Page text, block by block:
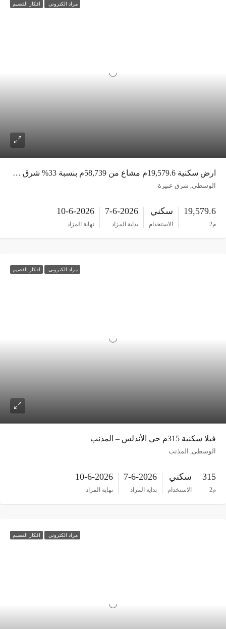
مزاد الكتروني افكار القصيم
ارض سكنية 19,579.6م مشاع من 58,739م بنسبة 33% شرق عنيزة
الوسطى, شرق عنيزة
19,579.6 سكني
الاستخدام
7-6-2026
بداية المزاد
10-6-2026
نهاية المزاد
مزاد الكتروني افكار القصيم
فيلا سكنية 315م حي الأندلس – المذنب
الوسطى, المذنب
315 سكني
الاستخدام
7-6-2026
بداية المزاد
10-6-2026
نهاية المزاد
مزاد الكتروني افكار القصيم